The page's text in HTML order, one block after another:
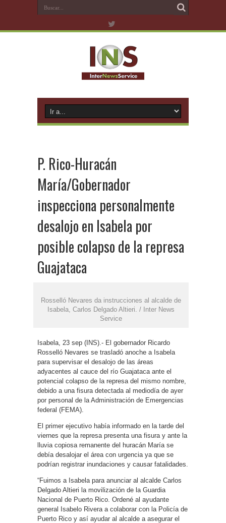
P. Rico-Huracán
María/Gobernador
inspecciona personalmente
desalojo en Isabela por
posible colapso de la represa
Guajataca
Rosselló Nevares da instrucciones al alcalde de
Isabela, Carlos Delgado Altieri. / Inter News
Service
Isabela, 23 sep (INS).- El gobernador Ricardo
Rosselló Nevares se trasladó anoche a Isabela
para supervisar el desalojo de las áreas
adyacentes al cauce del río Guajataca ante el
potencial colapso de la represa del mismo nombre,
debido a una fisura detectada al mediodía de ayer
por personal de la Administración de Emergencias
federal (FEMA).
El primer ejecutivo había informado en la tarde del
viernes que la represa presenta una fisura y ante la
lluvia copiosa remanente del huracán María se
debía desalojar el área con urgencia ya que se
podrían registrar inundaciones y causar fatalidades.
“Fuimos a Isabela para anunciar al alcalde Carlos
Delgado Altieri la movilización de la Guardia
Nacional de Puerto Rico. Ordené al ayudante
general Isabelo Rivera a colaborar con la Policía de
Puerto Rico y así ayudar al alcalde a asegurar el